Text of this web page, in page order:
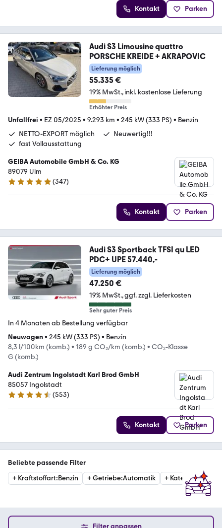
Kontakt Parken
Audi S3 Limousine quattro
PORSCHE KREIDE + AKRAPOVIC
Lieferung möglich
55.335 €
19% MwSt. inkl. kostenlose Lieferung
Erhöhter Preis
Unfallfrei • EZ 05/2025 • 9.293 km • 245 kW (333 PS) • Benzin
NETTO-EXPORT möglich
Neuwertig!!!
fast Vollausstattung
GEIBA Automobile GmbH & Co. KG
89079 Ulm
5 Sterne
(347)
Kontakt Parken
Audi S3 Sportback TFSI qu LED
PDC+ UPE 57.440,-
Lieferung möglich
47.250 €
19% MwSt. ggf. zzgl. Lieferkosten
Sehr guter Preis
In 4 Monaten ab Bestellung verfügbar
Neuwagen• 245 kW (333 PS) • Benzin
8,3 l/100km (komb.) • 189 g CO₂/km (komb.) • CO₂-Klasse
G (komb.)
Audi Zentrum Ingolstadt Karl Brod GmbH
85057 Ingolstadt
4.7 Sterne
(553)
Kontakt Parken
Beliebte passende Filter
+ Kraftstoffart:Benzin +Getriebe:Automatik + Kategorie: